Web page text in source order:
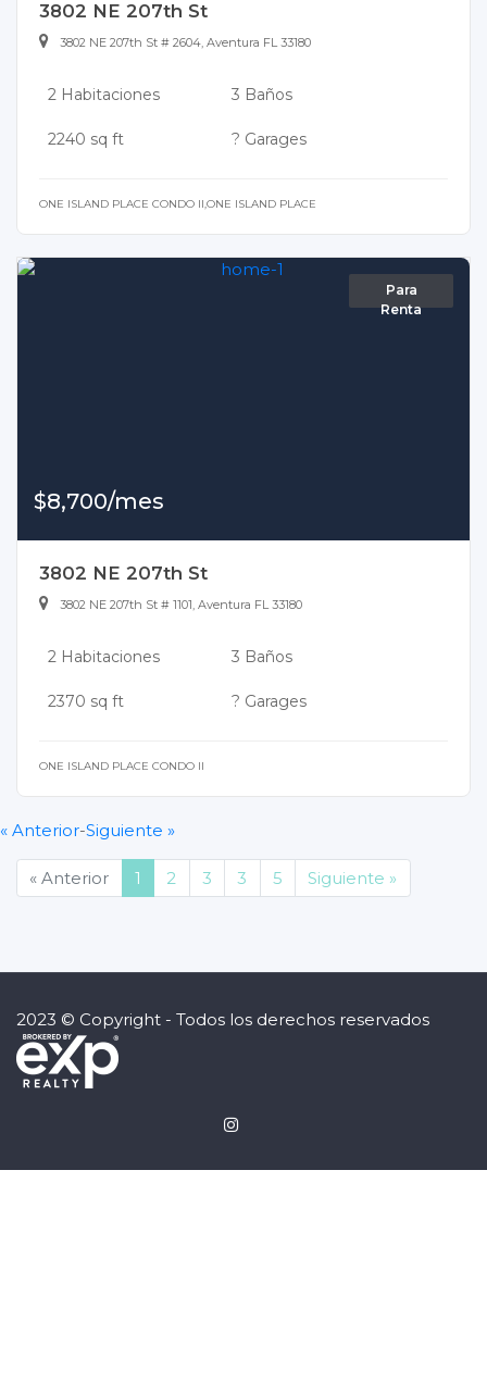
3802 NE 207th St
3802 NE 207th St # 2604, Aventura FL 33180
2 Habitaciones 3 Baños
2240 sq ft ? Garages
ONE ISLAND PLACE CONDO II,ONE ISLAND PLACE
Para
Renta
$8,700/mes
3802 NE 207th St
3802 NE 207th St # 1101, Aventura FL 33180
2 Habitaciones 3 Baños
2370 sq ft ? Garages
ONE ISLAND PLACE CONDO II
« Anterior-Siguiente »
« Anterior 1 (current)
2 3 3 5 Siguiente »
2023 © Copyright - Todos los derechos reservados